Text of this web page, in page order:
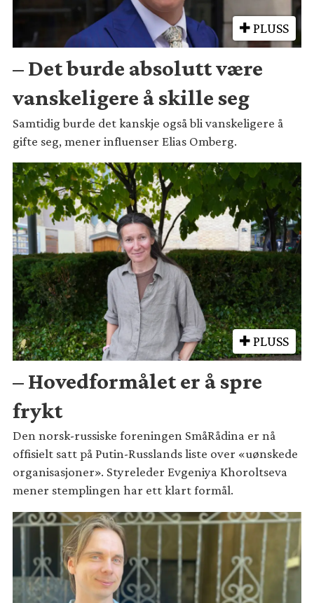
PLUSS
– Det burde absolutt være
vanskeligere å skille seg
Samtidig burde det kanskje også bli vanskeligere å
gifte seg, mener influenser Elias Omberg.
PLUSS
– Hovedformålet er å spre
frykt
Den norsk-russiske foreningen SmåRådina er nå
offisielt satt på Putin-Russlands liste over «uønskede
organisasjoner». Styreleder Evgeniya Khoroltseva
mener stemplingen har ett klart formål.